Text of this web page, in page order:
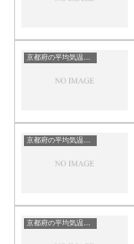
京都府の平均気温まとめ
京都府の平均気温まとめ
京都府の平均気温まとめ